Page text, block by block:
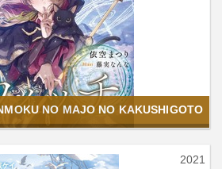
NO MAJO NO KAKUSHIGOTO
2021